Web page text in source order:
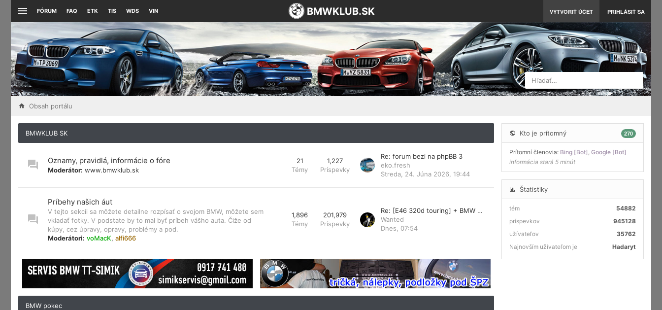
FÓRUM FAQ ETK TIS WDS VIN VYTVORIŤ ÚČET PRIHLÁSIŤ SA
BMWKLUB.SK
Hľadať…
Obsah portálu
BMWKLUB SK
Oznamy, pravidlá, informácie o fóre
Moderátor: www.bmwklub.sk
21
Témy
1,227
Príspevky
Re: forum bezi na phpBB 3
eko.fresh
Streda, 24. Júna 2026, 19:44
Príbehy našich áut
V tejto sekcii sa môžete detailne rozpísať o svojom BMW, môžete sem
vkladať fotky. V podstate by to mal byť príbeh vášho auta. Čiže od
kúpy, cez úpravy, opravy, problémy a pod.
Moderátori: voMacK, alfi666
1,896
Témy
201,979
Príspevky
Re: [E46 320d touring] + BMW …
Wanted
Dnes, 07:54
BMW pokec
Kto je prítomný 270
Prítomní členovia: Bing [Bot] , Google [Bot]
informácia stará 5 minút
Štatistiky
54882
tém
945128
príspevkov
35762
užívateľov
Najnovším užívateľom je
Hadaryt